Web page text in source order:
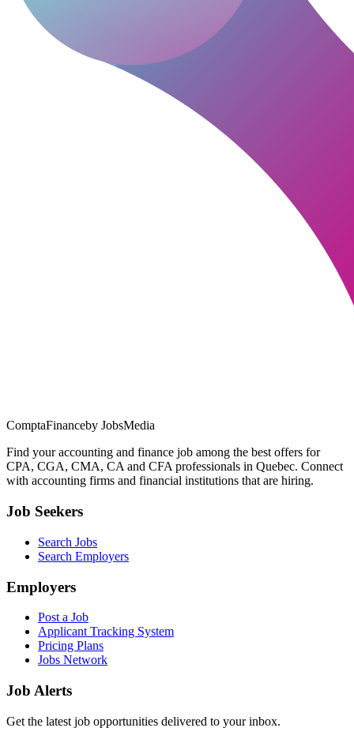
ComptaFinanceby JobsMedia
Find your accounting and finance job among the best offers for
CPA, CGA, CMA, CA and CFA professionals in Quebec. Connect
with accounting firms and financial institutions that are hiring.
Job Seekers
Search Jobs
Search Employers
Employers
Post a Job
Applicant Tracking System
Pricing Plans
Jobs Network
Job Alerts
Get the latest job opportunities delivered to your inbox.